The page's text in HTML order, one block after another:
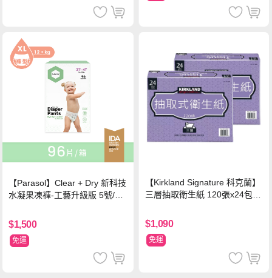
【Parasol】Clear + Dry 新科技
水凝果凍褲-工藝升級版 5號/XL
$1,500
免運
【Kirkland Signature 科克蘭】
三層抽取衛生紙 120張x24包x2
$1,090
免運